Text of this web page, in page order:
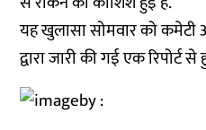
यह खुलासा सोमवार को कमेटी
द्वारा जारी की गई एक रिपोर्ट